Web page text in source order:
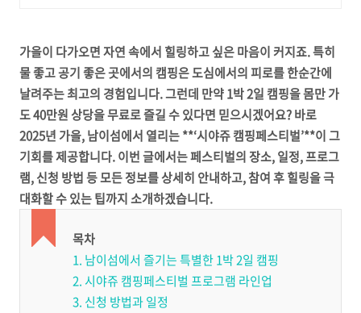
가을이 다가오면 자연 속에서 힐링하고 싶은 마음이 커지죠. 특히
물 좋고 공기 좋은 곳에서의 캠핑은 도심에서의 피로를 한순간에
날려주는 최고의 경험입니다. 그런데 만약 1박 2일 캠핑을 몸만 가
도 40만원 상당을 무료로 즐길 수 있다면 믿으시겠어요? 바로
2025년 가을, 남이섬에서 열리는 **‘시야쥬 캠핑페스티벌’**이 그
기회를 제공합니다. 이번 글에서는 페스티벌의 장소, 일정, 프로그
램, 신청 방법 등 모든 정보를 상세히 안내하고, 참여 후 힐링을 극
대화할 수 있는 팁까지 소개하겠습니다.
목차
1. 남이섬에서 즐기는 특별한 1박 2일 캠핑
2. 시야쥬 캠핑페스티벌 프로그램 라인업
3. 신청 방법과 일정